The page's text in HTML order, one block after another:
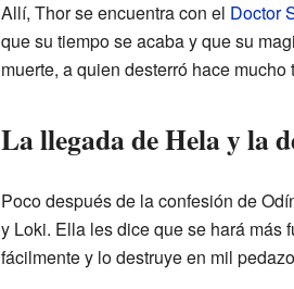
Allí, Thor se encuentra con el Doctor
que su tiempo se acaba y que su
muerte, a quien desterró hace
La llegada de Hela y la
Poco después de la confesión de
y Loki. Ella les dice que se hará más
fácilmente y lo destruye en mil